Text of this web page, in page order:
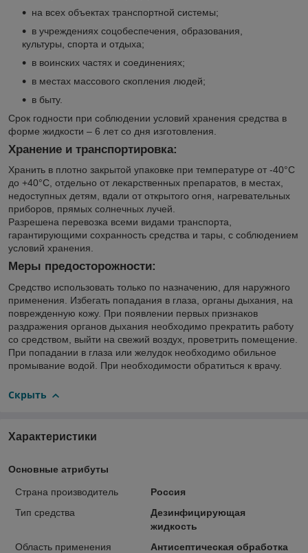
на всех объектах транспортной системы;
в учреждениях соцобеспечения, образования,
культуры, спорта и отдыха;
в воинских частях и соединениях;
в местах массового скопления людей;
в быту.
Срок годности при соблюдении условий хранения средства в
форме жидкости – 6 лет со дня изготовления.
Хранение и транспортировка:
Хранить в плотно закрытой упаковке при температуре от -40°С
до +40°С, отдельно от лекарственных препаратов, в местах,
недоступных детям, вдали от открытого огня, нагревательных
приборов, прямых солнечных лучей.
Разрешена перевозка всеми видами транспорта,
гарантирующими сохранность средства и тары, с соблюдением
условий хранения.
Меры предосторожности:
Средство использовать только по назначению, для наружного
применения. Избегать попадания в глаза, органы дыхания, на
поврежденную кожу. При появлении первых признаков
раздражения органов дыхания необходимо прекратить работу
со средством, выйти на свежий воздух, проветрить помещение.
При попадании в глаза или желудок необходимо обильное
промывание водой. При необходимости обратиться к врачу.
Скрыть
Характеристики
Основные атрибуты
Страна производитель
Россия
Тип средства
Дезинфицирующая
жидкость
Область применения
Антисептическая обработка